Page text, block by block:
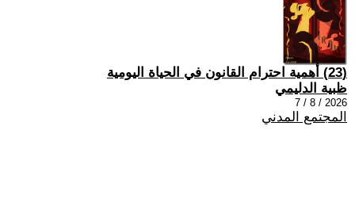
(23) أهمية احترام القانون في الحياة اليومية
ظبية الدليمي
2026 / 8 / 7
المجتمع المدني